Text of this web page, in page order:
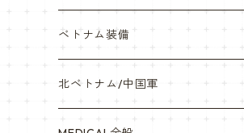
オリジナルパッチ
841マスク・BDUカスタム
空軍/USAF
海軍/USN
略綬・リボンバー・メダル等
ピンズ類 階級章(ランク)・資格章等
ベトナム装備
サムズミリタリ屋さん
北ベトナム/中国軍